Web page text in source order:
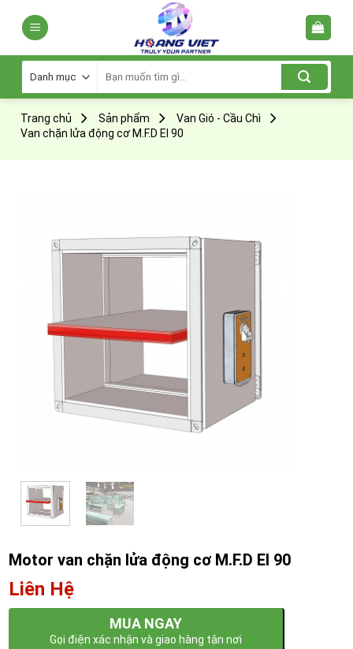
kiếm:
Trang chủ Sản phẩm
Van Gió - Cầu Chì
Van chặn lửa động cơ M.F.D EI 90
Motor van chặn lửa động cơ M.F.D EI 90
Liên Hệ
MUA NGAY
Gọi điện xác nhận và giao hàng tận nơi